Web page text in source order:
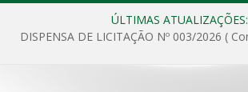
ÚLTIMAS ATUALIZAÇÕES: